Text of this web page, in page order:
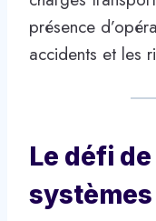
présence
accidents et les
Le défi
systèmes